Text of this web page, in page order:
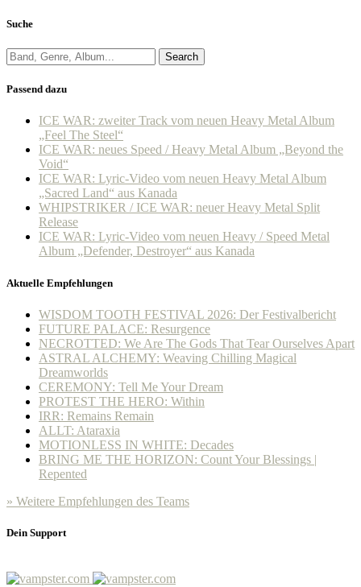
Suche
Search
Passend dazu
ICE WAR: zweiter Track vom neuen Heavy Metal Album
„Feel The Steel“
ICE WAR: neues Speed / Heavy Metal Album „Beyond the
Void“
ICE WAR: Lyric-Video vom neuen Heavy Metal Album
„Sacred Land“ aus Kanada
WHIPSTRIKER / ICE WAR: neuer Heavy Metal Split
Release
ICE WAR: Lyric-Video vom neuen Heavy / Speed Metal
Album „Defender, Destroyer“ aus Kanada
Aktuelle Empfehlungen
WISDOM TOOTH FESTIVAL 2026: Der Festivalbericht
FUTURE PALACE: Resurgence
NECROTTED: We Are The Gods That Tear Ourselves Apart
ASTRAL ALCHEMY: Weaving Chilling Magical
Dreamworlds
CEREMONY: Tell Me Your Dream
PROTEST THE HERO: Within
IRR: Remains Remain
ALLT: Ataraxia
MOTIONLESS IN WHITE: Decades
BRING ME THE HORIZON: Count Your Blessings |
Repented
» Weitere Empfehlungen des Teams
Dein Support